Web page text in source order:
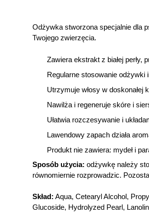
Odżywka stworzona specjalnie dla
Twojego zwierzęcia.
Zawiera ekstrakt z białej perły,
Regularne stosowanie odżywki
Utrzymuje włosy w doskonałej
Nawilża i regeneruje skóre i
Ułatwia rozczesywanie i
Lawendowy zapach działa
Produkt nie zawiera: mydeł i
Sposób użycia: odżywkę należy
równomiernie rozprowadzic.
Skład: Aqua, Cetearyl Alcohol,
Glucoside, Hydrolyzed Pearl,